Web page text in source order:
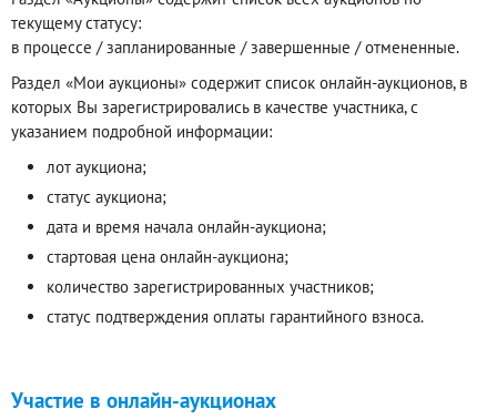
текущему статусу:
в процессе / запланированные / завершенные / отмененные.
Раздел «Мои аукционы» содержит список онлайн-аукционов, в
которых Вы зарегистрировались в качестве участника, с
указанием подробной информации:
лот аукциона;
статус аукциона;
дата и время начала онлайн-аукциона;
стартовая цена онлайн-аукциона;
количество зарегистрированных участников;
статус подтверждения оплаты гарантийного взноса.
Участие в онлайн-аукционах